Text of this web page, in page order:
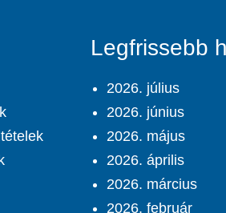
Legfrissebb
2026. július
2026. június
2026. május
2026. április
2026. március
2026. február